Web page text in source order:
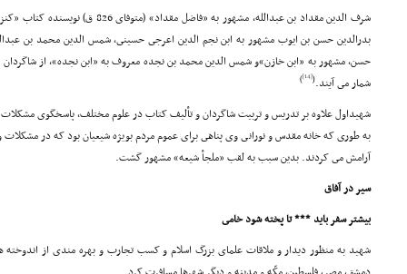
شرف الدین مقداد بن عبدالله، مشهور به
بدرالدین حسن بن ایوب مشهور به ابن نجم الدین اعرجى حسینى، شمس الدین محمد بن
حسن، مشهور به «ابن خازن»و شمس الدین محمد بن نجده معروف به «ابن نجده»، از شاگردان
شمار مى آیند.(
[14]
)
شهیداول علاوه بر تدریس و تربیت شاگردان و تألیف کتاب در علوم مختلف، پاسخگوى
به طورى که خانه مقدس و نورانى وى پناهى براى عموم مردم بویژه شیعیان بود که در
آرامش مى کردند. بدین سبب به لقب «ملجأ شیعه» مشهور گشت.
سیر در آفاق
بیشتر سفر باید *** تا پخته شود خامى
شهید به منظور دیدار و ملاقات علماى بزرگ اسلام و کسب تجارب و بهره مندى از اندوخته